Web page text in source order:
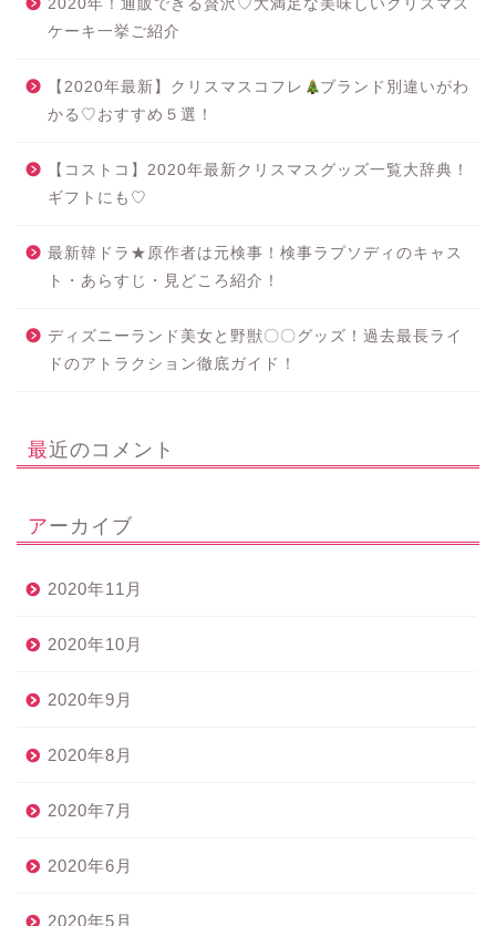
2020年！通販できる贅沢♡大満足な美味しいクリスマス
ケーキ一挙ご紹介
【2020年最新】クリスマスコフレ
ブランド別違いがわ
かる♡おすすめ５選！
【コストコ】2020年最新クリスマスグッズ一覧大辞典！
ギフトにも♡
最新韓ドラ★原作者は元検事！検事ラプソディのキャス
ト・あらすじ・見どころ紹介！
ディズニーランド美女と野獣〇〇グッズ！過去最長ライ
ドのアトラクション徹底ガイド！
最近のコメント
アーカイブ
2020年11月
2020年10月
2020年9月
2020年8月
2020年7月
2020年6月
2020年5月